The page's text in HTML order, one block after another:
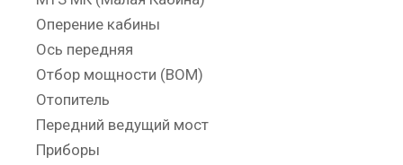
Оперение кабины
Ось передняя
Отбор мощности (ВОМ)
Отопитель
Передний ведущий мост
Приборы